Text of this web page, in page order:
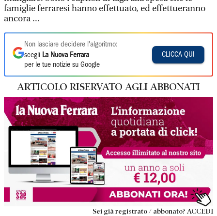
famiglie ferraresi hanno effettuato, ed effettueranno
ancora ...
Non lasciare decidere l'algoritmo:
scegli La Nuova Ferrara
per le tue notizie su Google
CLICCA QUI
ARTICOLO RISERVATO AGLI ABBONATI
Sei già registrato / abbonato? ACCEDI